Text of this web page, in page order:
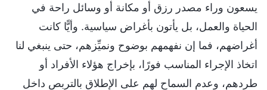
يسعون وراء مصدر رزق أو مكانة أو وسائل راحة في
الحياة والعمل، بل يأتون بأغراض سياسية. وأيًّا كانت
أغراضهم، فما إن نفهمهم بوضوح ونميِّزهم، حتى ينبغي لنا
اتخاذ الإجراء المناسب فورًا، بإخراج هؤلاء الأفراد أو
طردهم، وعدم السماح لهم على الإطلاق بالتربص داخل